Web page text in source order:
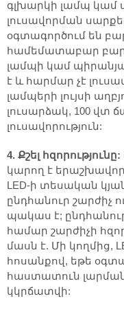
գլխարկի լամպ կամ
լուսավորման
օգտագործում են
համեմատաբար
լամպի կամ
է և հարմար չէ
լամպերի լույսի
լուսարձակ, 100 վտ
լուսավորություն:
4. Քշել հզորությունը:
կարող է
LED-ի տեսական
ընդհանուր շարժիչ
պակաս է;
համար շարժիչի
մասն է. Մի կողմից,
հոսանքով, եթե
հաստատուն լարման
կկրճատվի: